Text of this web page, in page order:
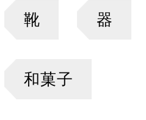
靴 器
和菓子